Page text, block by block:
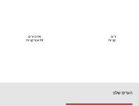
14סיורים
19אטרקציות
סיורים
אטרקציות
הערים שלנו